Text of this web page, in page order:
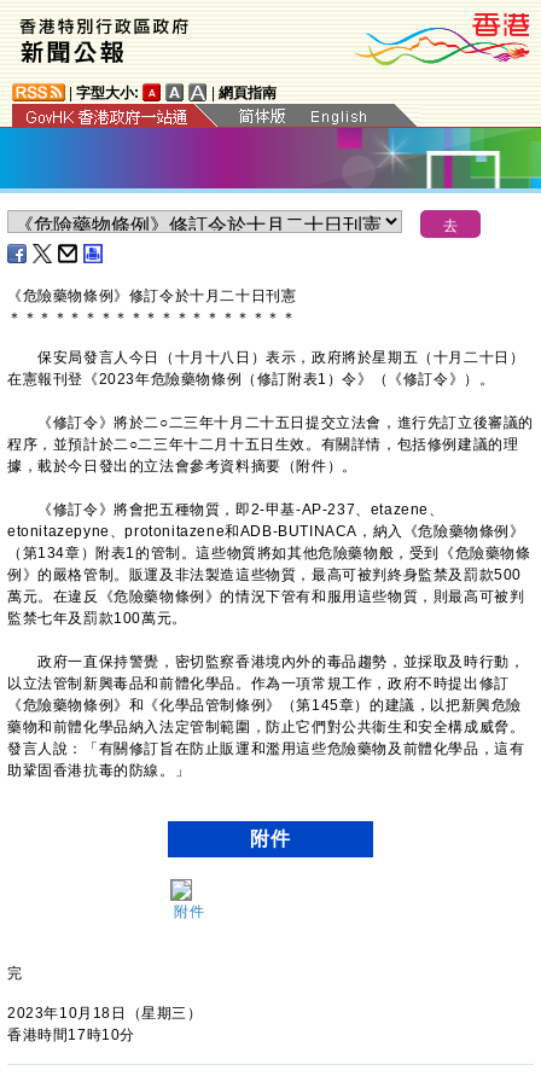
字型大小: 網頁指南
《危險藥物條例》修訂令於十月二十日刊憲
＊ ＊ ＊ ＊ ＊ ＊ ＊ ＊ ＊ ＊ ＊ ＊ ＊ ＊ ＊ ＊ ＊ ＊ ＊
​保安局發言人今日（十月十八日）表示，政府將於星期五（十月二十日）
在憲報刊登《2023年危險藥物條例（修訂附表1）令》（《修訂令》）。
《修訂令》將於二○二三年十月二十五日提交立法會，進行先訂立後審議的
程序，並預計於二○二三年十二月十五日生效。有關詳情，包括修例建議的理
據，載於今日發出的立法會參考資料摘要（附件）。
《修訂令》將會把五種物質，即2-甲基-AP-237、etazene、
etonitazepyne、protonitazene和ADB-BUTINACA，納入《危險藥物條例》
（第134章）附表1的管制。這些物質將如其他危險藥物般，受到《危險藥物條
例》的嚴格管制。販運及非法製造這些物質，最高可被判終身監禁及罰款500
萬元。在違反《危險藥物條例》的情況下管有和服用這些物質，則最高可被判
監禁七年及罰款100萬元。
政府一直保持警覺，密切監察香港境內外的毒品趨勢，並採取及時行動，
以立法管制新興毒品和前體化學品。作為一項常規工作，政府不時提出修訂
《危險藥物條例》和《化學品管制條例》（第145章）的建議，以把新興危險
藥物和前體化學品納入法定管制範圍，防止它們對公共衞生和安全構成威脅。
發言人說：「有關修訂旨在防止販運和濫用這些危險藥物及前體化學品，這有
助鞏固香港抗毒的防線。」
附件
附件
完
2023年10月18日（星期三）
香港時間17時10分